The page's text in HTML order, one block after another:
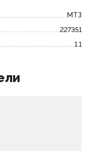
МТЗ
227351
1.1